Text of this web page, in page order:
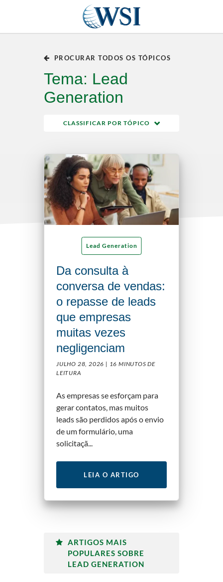
PROCURAR TODOS OS TÓPICOS
Tema: Lead
Generation
CLASSIFICAR POR TÓPICO
Lead Generation
Da consulta à
conversa de vendas:
o repasse de leads
que empresas
muitas vezes
negligenciam
JULHO 28, 2026 | 16 MINUTOS DE
LEITURA
As empresas se esforçam para
gerar contatos, mas muitos
leads são perdidos após o envio
de um formulário, uma
solicitaçã...
LEIA O ARTIGO
ARTIGOS MAIS
POPULARES SOBRE
LEAD GENERATION